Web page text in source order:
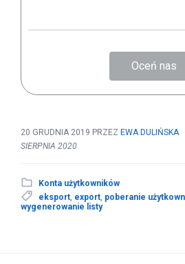
Oceń nas
20 GRUDNIA 2019 PRZEZ EWA DULIŃSKA
SIERPNIA 2020
Konta użytkowników
eksport export poberanie
wygenerowanie listy